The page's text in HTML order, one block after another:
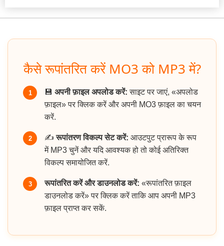
कैसे रूपांतरित करें MO3 को MP3 में?
1 💾 अपनी फ़ाइल अपलोड करें: साइट पर जाएं, «अपलोड
फ़ाइल» पर क्लिक करें और अपनी MO3 फ़ाइल का चयन
करें.
2 ✍️रूपांतरण विकल्प सेट करें: आउटपुट प्रारूप के रूप
में MP3 चुनें और यदि आवश्यक हो तो कोई अतिरिक्त
विकल्प समायोजित करें.
3 रूपांतरित करें और डाउनलोड करें: «रूपांतरित फ़ाइल
डाउनलोड करें» पर क्लिक करें ताकि आप अपनी MP3
फ़ाइल प्राप्त कर सकें.